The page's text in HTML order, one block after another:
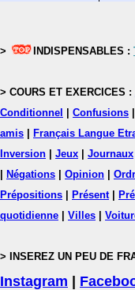
> INDISPENSABLES :
> COURS ET EXERCICES :
Conditionnel
Confusions
amis
Français Langue
Inversion
Jeux Journaux
Négations Opinion
Prépositions
Présent|
quotidienne
Villes
> INSEREZ UN PEU DE
Instagram